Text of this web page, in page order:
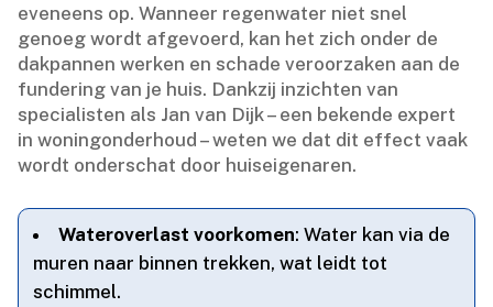
eveneens op.​ Wanneer regenwater niet snel
genoeg wordt afgevoerd, kan het zich onder de
dakpannen werken en schade veroorzaken aan de
fundering van je huis.​ Dankzij inzichten van
specialisten als Jan van Dijk – een bekende expert
in woningonderhoud – weten we dat dit effect vaak
wordt onderschat door huiseigenaren.​
Wateroverlast voorkomen: Water kan via de
muren naar binnen trekken, wat leidt tot
schimmel.​